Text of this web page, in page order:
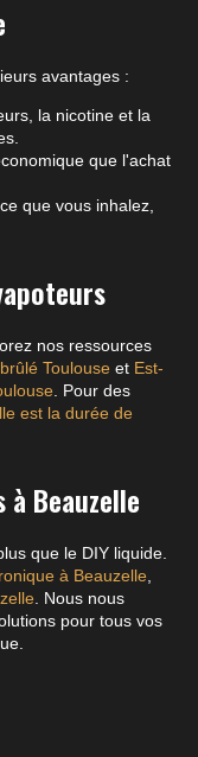
avantages :
la nicotine et la
que l'achat
que vous inhalez,
nos ressources
Toulouse et Est-
. Pour des
est la durée de
Beauzelle
que le DIY liquide.
à Beauzelle
. Nous nous
pour tous vos